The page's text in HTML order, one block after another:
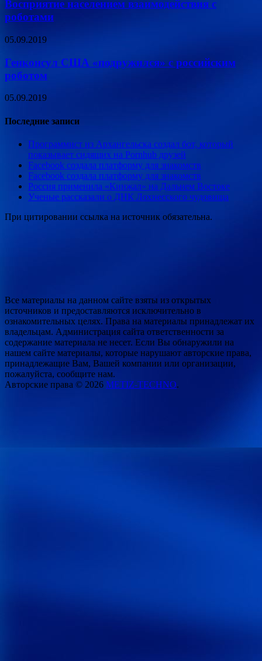
Восприятие населением взаимодействия с
роботами
05.09.2019
Генконсул США «подружился» с российским
роботом
05.09.2019
Последние записи
Программист из Архангельска создал бот, который
показывает сидящих на Pornhub друзей
Facebook создала платформу для знакомств
Facebook создала платформу для знакомств
Россия применила «Кинжал» на Дальнем Востоке
Ученые рассказали о ДНК Лохнесского чудовища
При цитировании ссылка на источник обязательна.
Все материалы на данном сайте взяты из открытых
источников и предоставляются исключительно в
ознакомительных целях. Права на материалы принадлежат их
владельцам. Администрация сайта ответственности за
содержание материала не несет. Если Вы обнаружили на
нашем сайте материалы, которые нарушают авторские права,
принадлежащие Вам, Вашей компании или организации,
пожалуйста, сообщите нам.
Авторские права © 2026 METIZ-TECHNO.